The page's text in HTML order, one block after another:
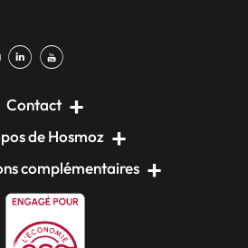
Contact
de Hosmoz
complémentaires